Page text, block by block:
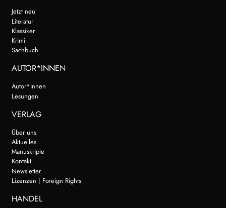
Jetzt neu
Literatur
Klassiker
Krimi
Sachbuch
AUTOR*INNEN
Autor*innen
Lesungen
VERLAG
Über uns
Aktuelles
Manuskripte
Kontakt
Newsletter
Lizenzen | Foreign Rights
HANDEL